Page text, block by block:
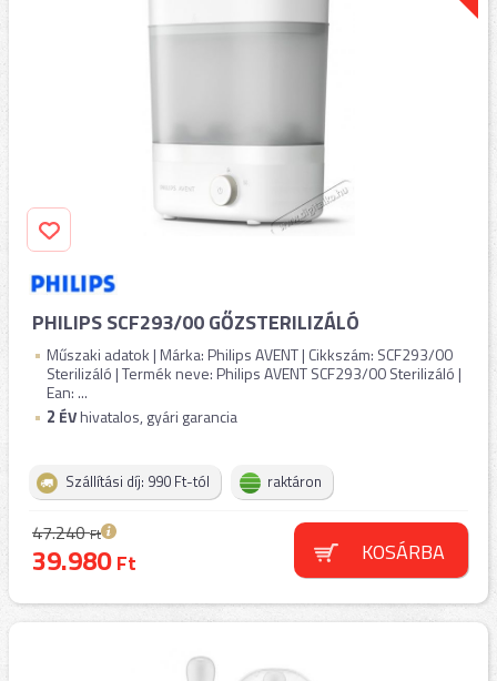
PHILIPS SCF293/00 GŐZSTERILIZÁLÓ
Műszaki adatok | Márka: Philips AVENT | Cikkszám: SCF293/00
Sterilizáló | Termék neve: Philips AVENT SCF293/00 Sterilizáló |
Ean: ...
2 ÉVhivatalos, gyári garancia
Szállítási díj: 990 Ft-tól raktáron
47.240Ft
39.980Ft KOSÁRBA